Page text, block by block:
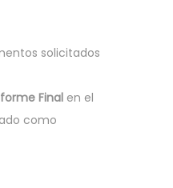
solicitados
Final en el
como